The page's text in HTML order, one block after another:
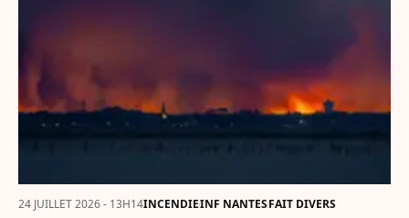
24 JUILLET 2026 - 13H14INCENDIEINF NANTESFAIT DIVERS